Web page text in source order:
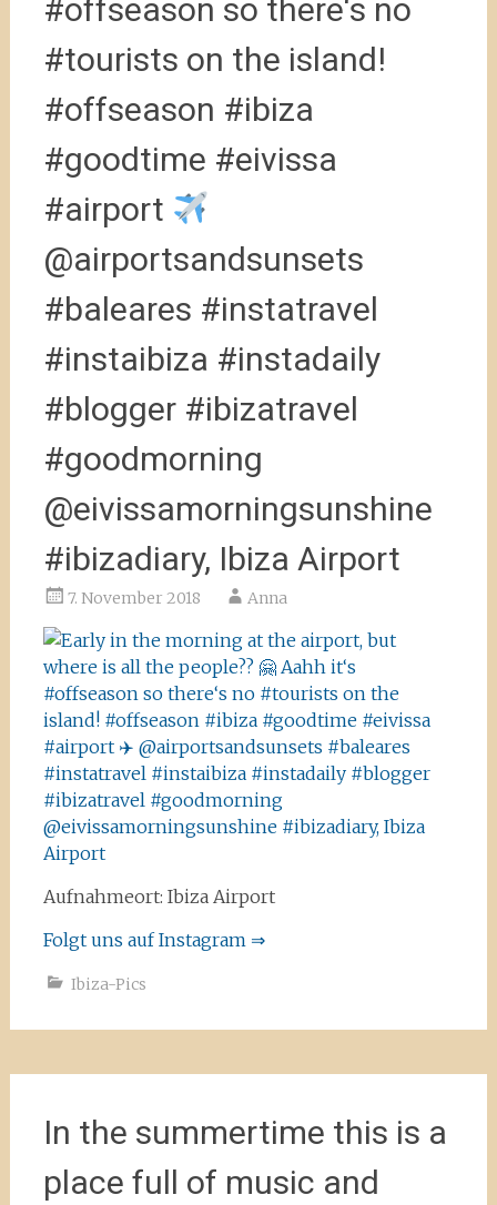
#offseason so there‘s no
#tourists on the island!
#offseason #ibiza
#goodtime #eivissa
#airport
@airportsandsunsets
#baleares #instatravel
#instaibiza #instadaily
#blogger #ibizatravel
#goodmorning
@eivissamorningsunshine
#ibizadiary, Ibiza Airport
7. November 2018 Anna
Aufnahmeort: Ibiza Airport
Folgt uns auf Instagram ⇒
Ibiza-Pics
In the summertime this is a
place full of music and